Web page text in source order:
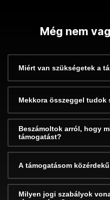
Még nem
Miért van szükségetek a
Mekkora összeggel tudok
Beszámoltok arról, hogy
támogatást?
A támogatásom
Milyen jogi szabályok